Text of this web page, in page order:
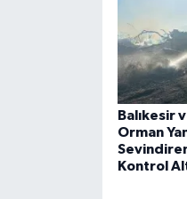
Balıkesir
Orman
Kontrol